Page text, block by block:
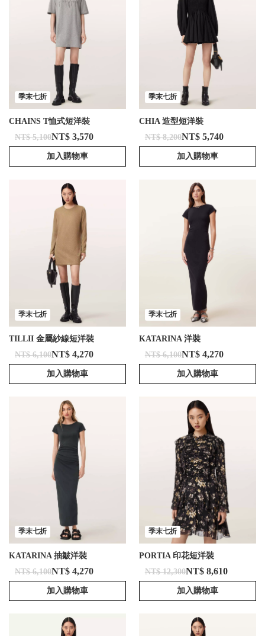
季末七折
CHAINS T恤式短洋裝
NT$ 5,100NT$ 3,570
加入購物車
季末七折
CHIA 造型短洋裝
NT$ 8,200NT$ 5,740
加入購物車
季末七折
TILLII 金屬紗線短洋裝
NT$ 6,100NT$ 4,270
加入購物車
季末七折
KATARINA 洋裝
NT$ 6,100NT$ 4,270
加入購物車
季末七折
KATARINA 抽皺洋裝
NT$ 6,100NT$ 4,270
加入購物車
季末七折
PORTIA 印花短洋裝
NT$ 12,300NT$ 8,610
加入購物車